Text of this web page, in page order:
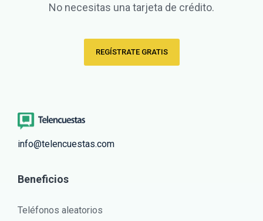
No necesitas una tarjeta de crédito.
REGÍSTRATE GRATIS
info@telencuestas.com
Beneficios
Teléfonos aleatorios